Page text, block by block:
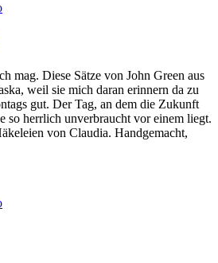
mag. Diese Sätze von John Green aus
weil sie mich daran erinnern da zu
gut. Der Tag, an dem die Zukunft
so herrlich unverbraucht vor einem liegt.
von Claudia. Handgemacht,